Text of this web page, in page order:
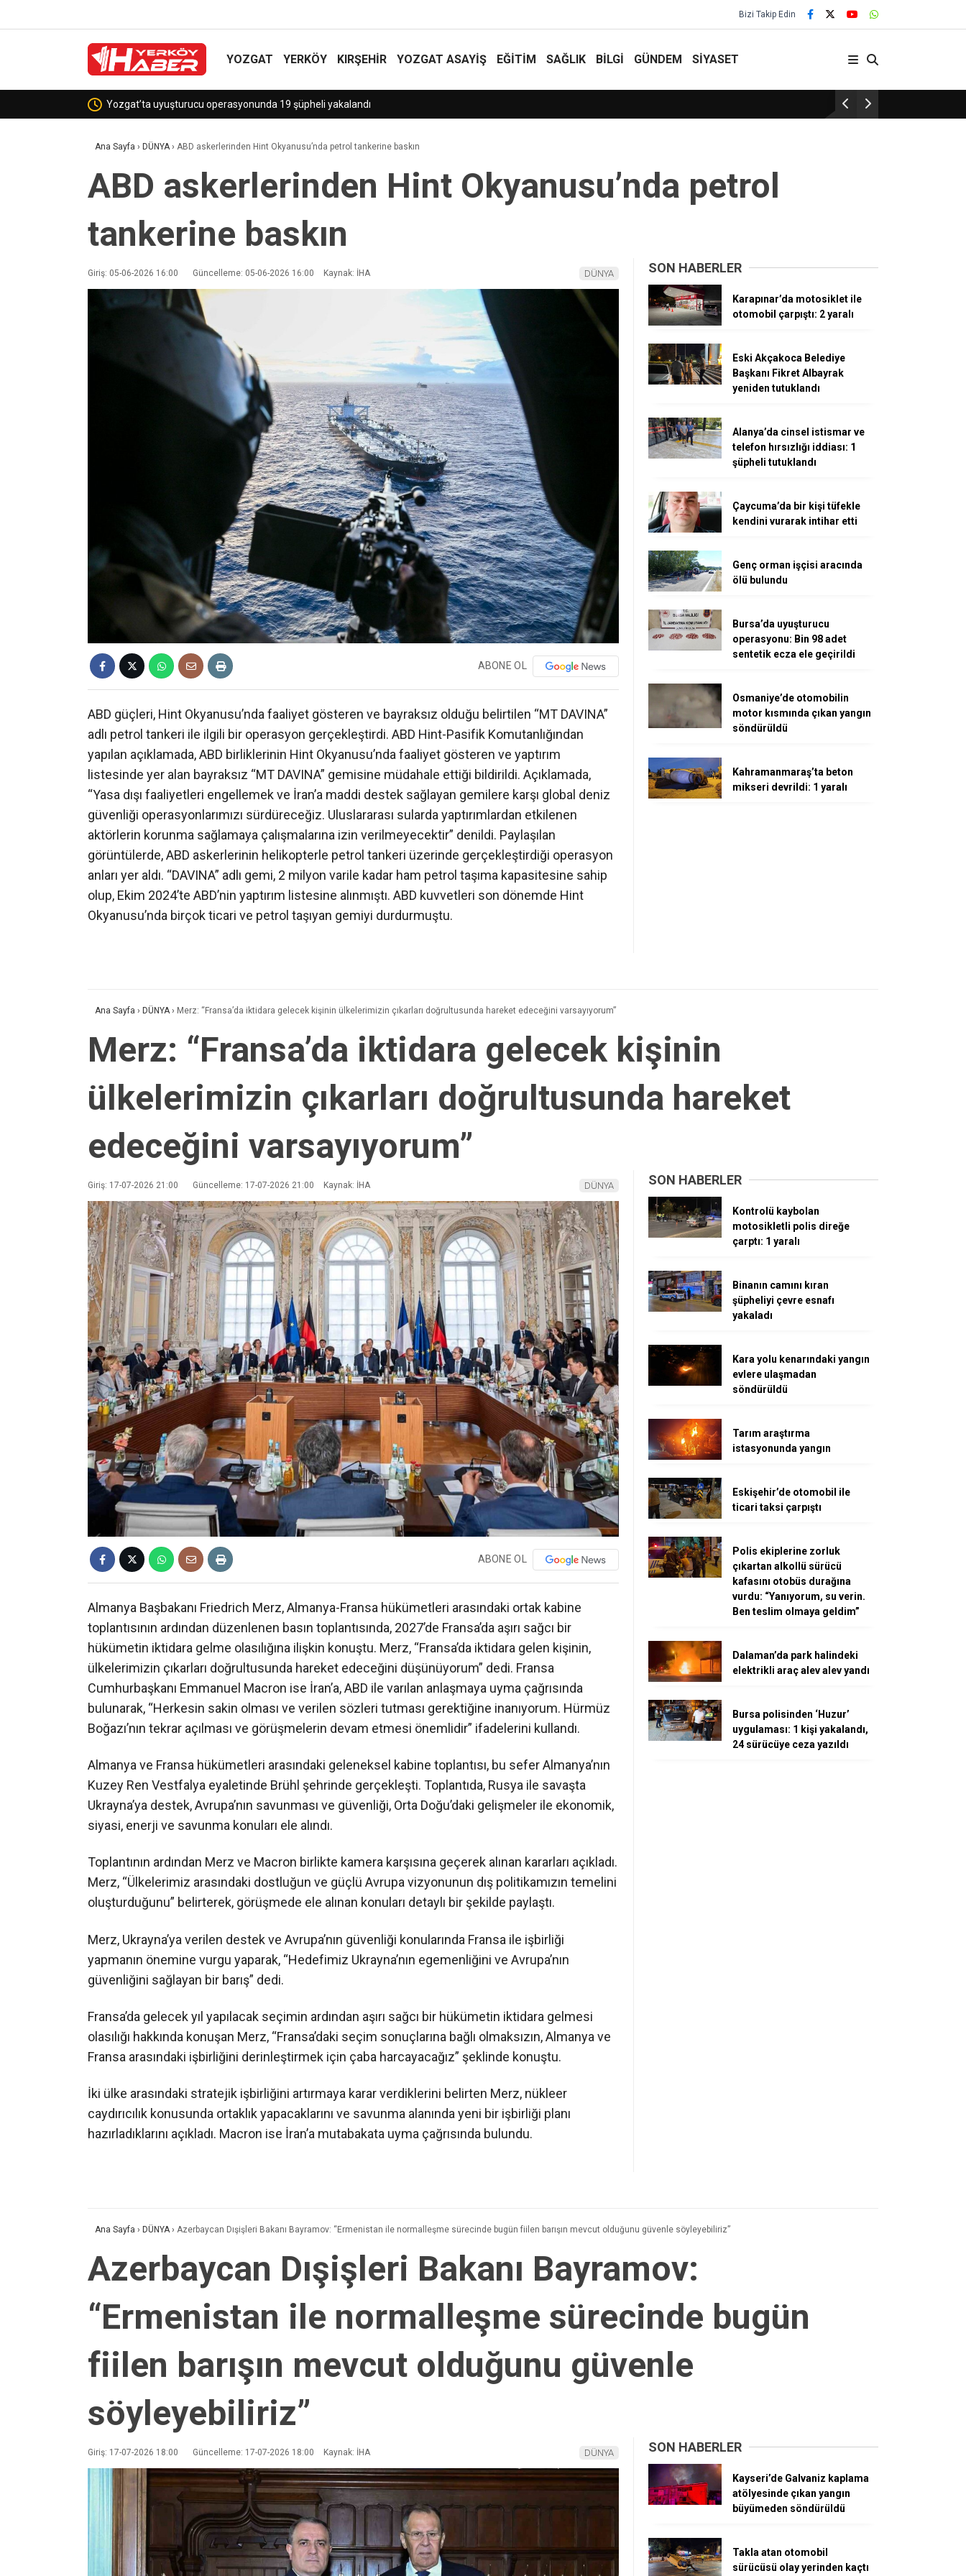
Bizi Takip Edin
YOZGAT YERKÖY KIRŞEHİR YOZGAT ASAYIŞ EĞİTİM SAĞLIK BİLGİ GÜNDEM SİYASET
Sekili Köyü’ne Okul Müjdesi! 29 Yıllık Gelenek Sürüyor!
Ana Sayfa › DÜNYA› ABD askerlerinden Hint Okyanusu’nda petrol tankerine baskın
ABD askerlerinden Hint Okyanusu’nda petrol
tankerine baskın
Giriş: 05-06-2026 16:00 Güncelleme: 05-06-2026 16:00 Kaynak: İHA DÜNYA
ABONE OL
ABD güçleri, Hint Okyanusu’nda faaliyet gösteren ve bayraksız olduğu belirtilen “MT DAVINA”
adlı petrol tankeri ile ilgili bir operasyon gerçekleştirdi. ABD Hint-Pasifik Komutanlığından
yapılan açıklamada, ABD birliklerinin Hint Okyanusu’nda faaliyet gösteren ve yaptırım
listesinde yer alan bayraksız “MT DAVINA” gemisine müdahale ettiği bildirildi. Açıklamada,
“Yasa dışı faaliyetleri engellemek ve İran’a maddi destek sağlayan gemilere karşı global deniz
güvenliği operasyonlarımızı sürdüreceğiz. Uluslararası sularda yaptırımlardan etkilenen
aktörlerin korunma sağlamaya çalışmalarına izin verilmeyecektir” denildi. Paylaşılan
görüntülerde, ABD askerlerinin helikopterle petrol tankeri üzerinde gerçekleştirdiği operasyon
anları yer aldı. “DAVINA” adlı gemi, 2 milyon varile kadar ham petrol taşıma kapasitesine sahip
olup, Ekim 2024’te ABD’nin yaptırım listesine alınmıştı. ABD kuvvetleri son dönemde Hint
Okyanusu’nda birçok ticari ve petrol taşıyan gemiyi durdurmuştu.
SON HABERLER
Karapınar’da motosiklet ile
otomobil çarpıştı: 2 yaralı
Eski Akçakoca Belediye
Başkanı Fikret Albayrak
yeniden tutuklandı
Alanya’da cinsel istismar ve
telefon hırsızlığı iddiası: 1
şüpheli tutuklandı
Çaycuma’da bir kişi tüfekle
kendini vurarak intihar etti
Genç orman işçisi aracında
ölü bulundu
Bursa’da uyuşturucu
operasyonu: Bin 98 adet
sentetik ecza ele geçirildi
Osmaniye’de otomobilin
motor kısmında çıkan yangın
söndürüldü
Kahramanmaraş’ta beton
mikseri devrildi: 1 yaralı
Ana Sayfa › DÜNYA› Merz: “Fransa’da iktidara gelecek kişinin ülkelerimizin çıkarları doğrultusunda hareket edeceğini varsayıyorum”
Merz: “Fransa’da iktidara gelecek kişinin
ülkelerimizin çıkarları doğrultusunda hareket
edeceğini varsayıyorum”
Giriş: 17-07-2026 21:00 Güncelleme: 17-07-2026 21:00 Kaynak: İHA DÜNYA
ABONE OL
Almanya Başbakanı Friedrich Merz, Almanya-Fransa hükümetleri arasındaki ortak kabine
toplantısının ardından düzenlenen basın toplantısında, 2027’de Fransa’da aşırı sağcı bir
hükümetin iktidara gelme olasılığına ilişkin konuştu. Merz, “Fransa’da iktidara gelen kişinin,
ülkelerimizin çıkarları doğrultusunda hareket edeceğini düşünüyorum” dedi. Fransa
Cumhurbaşkanı Emmanuel Macron ise İran’a, ABD ile varılan anlaşmaya uyma çağrısında
bulunarak, “Herkesin sakin olması ve verilen sözleri tutması gerektiğine inanıyorum. Hürmüz
Boğazı’nın tekrar açılması ve görüşmelerin devam etmesi önemlidir” ifadelerini kullandı.
Almanya ve Fransa hükümetleri arasındaki geleneksel kabine toplantısı, bu sefer Almanya’nın
Kuzey Ren Vestfalya eyaletinde Brühl şehrinde gerçekleşti. Toplantıda, Rusya ile savaşta
Ukrayna’ya destek, Avrupa’nın savunması ve güvenliği, Orta Doğu’daki gelişmeler ile ekonomik,
siyasi, enerji ve savunma konuları ele alındı.
Toplantının ardından Merz ve Macron birlikte kamera karşısına geçerek alınan kararları açıkladı.
Merz, “Ülkelerimiz arasındaki dostluğun ve güçlü Avrupa vizyonunun dış politikamızın temelini
oluşturduğunu” belirterek, görüşmede ele alınan konuları detaylı bir şekilde paylaştı.
Merz, Ukrayna’ya verilen destek ve Avrupa’nın güvenliği konularında Fransa ile işbirliği
yapmanın önemine vurgu yaparak, “Hedefimiz Ukrayna’nın egemenliğini ve Avrupa’nın
güvenliğini sağlayan bir barış” dedi.
Fransa’da gelecek yıl yapılacak seçimin ardından aşırı sağcı bir hükümetin iktidara gelmesi
olasılığı hakkında konuşan Merz, “Fransa’daki seçim sonuçlarına bağlı olmaksızın, Almanya ve
Fransa arasındaki işbirliğini derinleştirmek için çaba harcayacağız” şeklinde konuştu.
İki ülke arasındaki stratejik işbirliğini artırmaya karar verdiklerini belirten Merz, nükleer
caydırıcılık konusunda ortaklık yapacaklarını ve savunma alanında yeni bir işbirliği planı
hazırladıklarını açıkladı. Macron ise İran’a mutabakata uyma çağrısında bulundu.
SON HABERLER
Kontrolü kaybolan
motosikletli polis direğe
çarptı: 1 yaralı
Binanın camını kıran
şüpheliyi çevre esnafı
yakaladı
Kara yolu kenarındaki yangın
evlere ulaşmadan
söndürüldü
Tarım araştırma
istasyonunda yangın
Eskişehir’de otomobil ile
ticari taksi çarpıştı
Polis ekiplerine zorluk
çıkartan alkollü sürücü
kafasını otobüs durağına
vurdu: “Yanıyorum, su verin.
Ben teslim olmaya geldim”
Dalaman’da park halindeki
elektrikli araç alev alev yandı
Bursa polisinden ‘Huzur’
uygulaması: 1 kişi yakalandı,
24 sürücüye ceza yazıldı
Ana Sayfa › DÜNYA› Azerbaycan Dışişleri Bakanı Bayramov: “Ermenistan ile normalleşme sürecinde bugün fiilen barışın mevcut olduğunu güvenle söyleyebiliriz”
Azerbaycan Dışişleri Bakanı Bayramov:
“Ermenistan ile normalleşme sürecinde bugün
fiilen barışın mevcut olduğunu güvenle
söyleyebiliriz”
Giriş: 17-07-2026 18:00 Güncelleme: 17-07-2026 18:00 Kaynak: İHA DÜNYA SON HABERLER
Kayseri’de Galvaniz kaplama
atölyesinde çıkan yangın
büyümeden söndürüldü
Takla atan otomobil
sürücüsü olay yerinden kaçtı